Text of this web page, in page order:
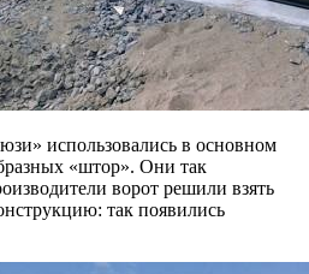
использовались в основном
«штор». Они так
ворот решили взять
так появились